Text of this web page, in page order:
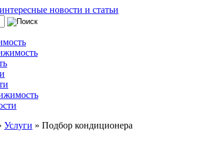
новости и статьи
Услуги » Подбор кондиционера